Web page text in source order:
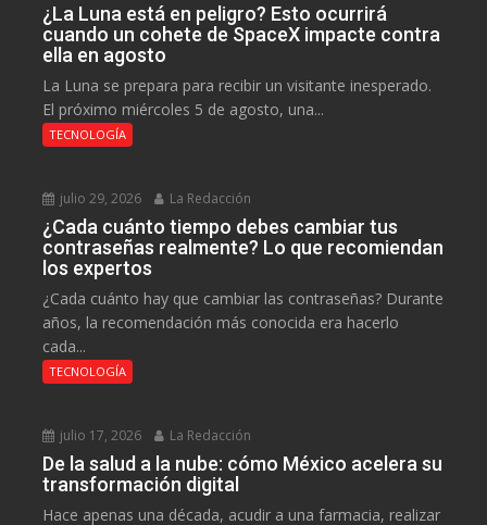
¿La Luna está en peligro? Esto ocurrirá
cuando un cohete de SpaceX impacte contra
ella en agosto
La Luna se prepara para recibir un visitante inesperado.
El próximo miércoles 5 de agosto, una...
TECNOLOGÍA
julio 29, 2026 La Redacción
¿Cada cuánto tiempo debes cambiar tus
contraseñas realmente? Lo que recomiendan
los expertos
¿Cada cuánto hay que cambiar las contraseñas? Durante
años, la recomendación más conocida era hacerlo
cada...
TECNOLOGÍA
julio 17, 2026 La Redacción
De la salud a la nube: cómo México acelera su
transformación digital
Hace apenas una década, acudir a una farmacia, realizar